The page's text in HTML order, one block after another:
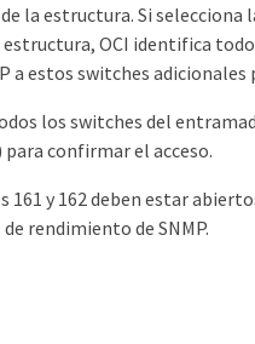
la estructura. Si selecciona
OCI identifica
a estos switches adicionales
los switches del
confirmar el acceso.
y 162 deben estar
rendimiento de SNMP.